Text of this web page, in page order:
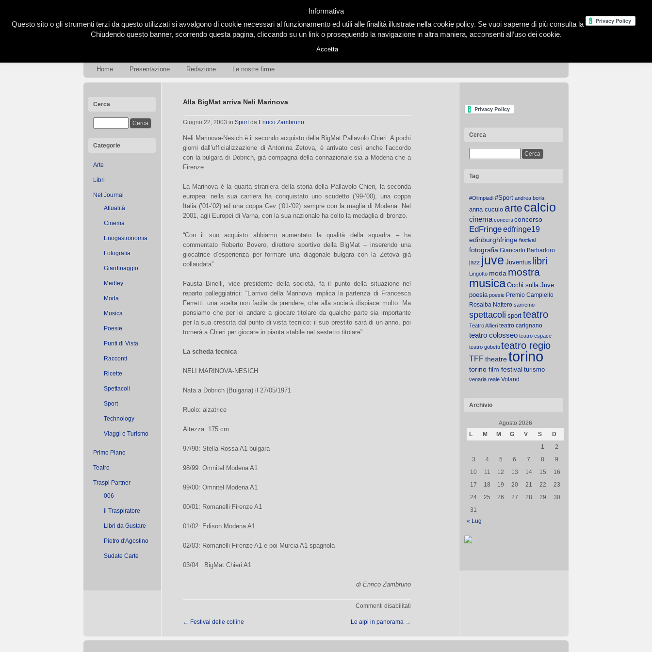
Home Presentazione Redazione Le nostre firme
Cerca
Categorie
Arte
Libri
Net Journal
Attualità
Cinema
Enogastronomia
Fotografia
Giardinaggio
Medley
Moda
Musica
Poesie
Punti di Vista
Racconti
Ricette
Spettacoli
Sport
Technology
Viaggi e Turismo
Primo Piano
Teatro
Traspi Partner
006
il Traspiratore
Libri da Gustare
Pietro d'Agostino
Sudate Carte
Alla BigMat arriva Neli Marinova
Giugno 22, 2003 in Sportda Enrico Zambruno
Neli Marinova-Nesich è il secondo acquisto della BigMat Pallavolo Chieri. A pochi
giorni dall’ufficializzazione di Antonina Zetova, è arrivato così anche l’accordo
con la bulgara di Dobrich, già compagna della connazionale sia a Modena che a
Firenze.
La Marinova è la quarta straniera della storia della Pallavolo Chieri, la seconda
europea: nella sua carriera ha conquistato uno scudetto (’99-’00), una coppa
Italia (’01-’02) ed una coppa Cev (’01-’02) sempre con la maglia di Modena. Nel
2001, agli Europei di Varna, con la sua nazionale ha colto la medaglia di bronzo.
“Con il suo acquisto abbiamo aumentato la qualità della squadra – ha
commentato Roberto Bovero, direttore sportivo della BigMat – inserendo una
giocatrice d’esperienza per formare una diagonale bulgara con la Zetova già
collaudata”.
Fausta Binelli, vice presidente della società, fa il punto della situazione nel
reparto palleggiatrici: “L’arrivo della Marinova implica la partenza di Francesca
Ferretti: una scelta non facile da prendere, che alla società dispiace molto. Ma
pensiamo che per lei andare a giocare titolare da qualche parte sia importante
per la sua crescita dal punto di vista tecnico: il suo prestito sarà di un anno, poi
tornerà a Chieri per giocare in pianta stabile nel sestetto titolare”.
La scheda tecnica
NELI MARINOVA-NESICH
Nata a Dobrich (Bulgaria) il 27/05/1971
Ruolo: alzatrice
Altezza: 175 cm
97/98: Stella Rossa A1 bulgara
98/99: Omnitel Modena A1
99/00: Omnitel Modena A1
00/01: Romanelli Firenze A1
01/02: Edison Modena A1
02/03: Romanelli Firenze A1 e poi Murcia A1 spagnola
03/04 : BigMat Chieri A1
di Enrico Zambruno
Commenti disabilitati
← Festival delle colline Le alpi in panorama →
Cerca
Tag
#Olimpiadi #Sport andrea borla
anna cuculo arte calcio
cinema concerti concorso
EdFringeedfringe19
edinburghfringe festival
fotografia Giancarlo Barbadoro
jazz juve Juventus libri
Lingotto moda mostra
musica Occhi sulla Juve
poesia poesie Premio Campiello
Rosalba Nattero sanremo
spettacoli sport teatro
Teatro Alfieri teatro carignano
teatro colosseo teatro espace
teatro gobetti teatro regio
TFFtheatretorino
torino film festival turismo
venaria reale Voland
Archivio
Agosto 2026
L
M M G V S
D
1
2
3
4 5 6 7 8
9
10
11 12 13 14 15
16
17
18 19 20 21 22
23
24
25 26 27 28 29
30
31
« Lug
Informativa
Questo sito o gli strumenti terzi da questo utilizzati si avvalgono di cookie necessari al funzionamento ed utili alle finalità illustrate nella cookie policy. Se vuoi saperne di più consulta la
Chiudendo questo banner, scorrendo questa pagina, cliccando su un link o proseguendo la navigazione in altra maniera, acconsenti all’uso dei cookie.
Accetta